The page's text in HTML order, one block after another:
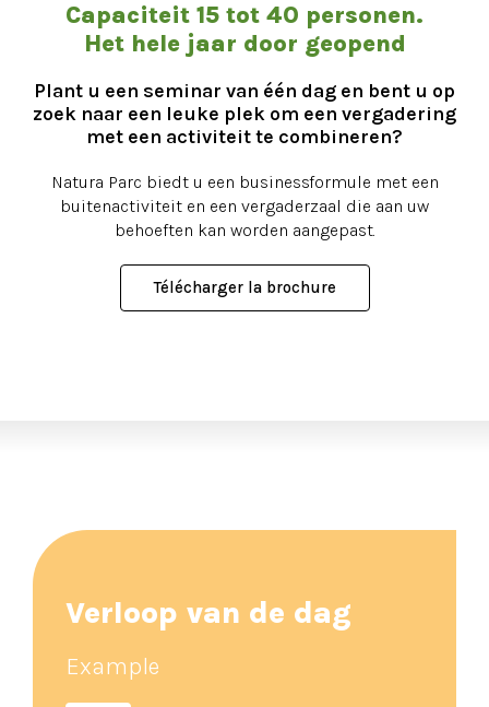
Capaciteit 15 tot 40 personen.
Het hele jaar door geopend
Plant u een seminar van één dag en bent u op
zoek naar een leuke plek om een vergadering
met een activiteit te combineren?
Natura Parc biedt u een businessformule met een
buitenactiviteit en een vergaderzaal die aan uw
behoeften kan worden aangepast.
Télécharger la brochure
Verloop van de dag
Example